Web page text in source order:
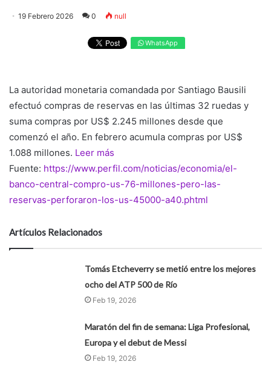
19 Febrero 2026 0 null
WhatsApp
La autoridad monetaria comandada por Santiago Bausili
efectuó compras de reservas en las últimas 32 ruedas y
suma compras por US$ 2.245 millones desde que
comenzó el año. En febrero acumula compras por US$
1.088 millones. Leer más
Fuente: https://www.perfil.com/noticias/economia/el-
banco-central-compro-us-76-millones-pero-las-
reservas-perforaron-los-us-45000-a40.phtml
Artículos Relacionados
Tomás Etcheverry se metió entre los mejores
ocho del ATP 500 de Río
Feb 19, 2026
Maratón del fin de semana: Liga Profesional,
Europa y el debut de Messi
Feb 19, 2026